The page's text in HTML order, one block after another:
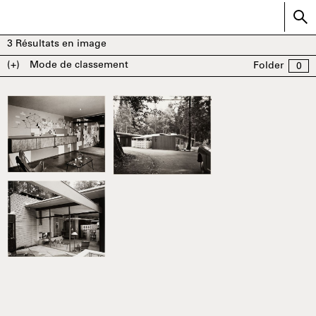
3 Résultats en image
(+)
Mode de classement Folder 0